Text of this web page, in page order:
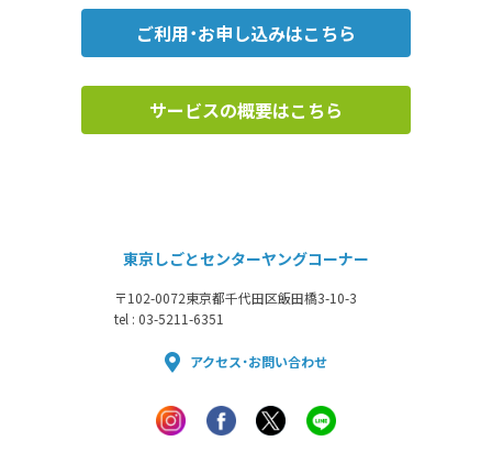
ご利用・お申し込みはこちら
サービスの概要はこちら
東京しごとセンターヤングコーナー
〒102-0072東京都千代田区飯田橋3-10-3
tel : 03-5211-6351
アクセス・お問い合わせ